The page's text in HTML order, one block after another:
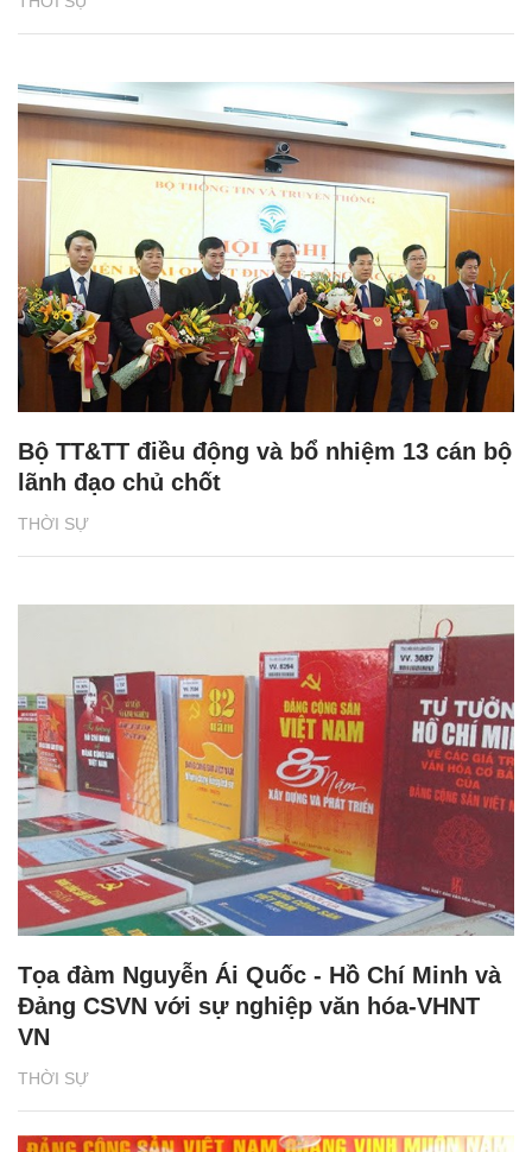
THỜI SỰ
Bộ TT&TT điều động và bổ nhiệm 13 cán bộ
lãnh đạo chủ chốt
THỜI SỰ
Tọa đàm Nguyễn Ái Quốc - Hồ Chí Minh và
Đảng CSVN với sự nghiệp văn hóa-VHNT
VN